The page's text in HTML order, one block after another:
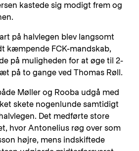
kastede sig modigt frem og
på halvlegen blev langsomt
kæmpende FCK-mandskab,
på muligheden for at øge til 2-
på to gange ved Thomas Røll.
Møller og Rooba udgå med
skete nogenlunde samtidigt
Det medførte store
hvor Antonelius røg over som
højre, mens indskiftede